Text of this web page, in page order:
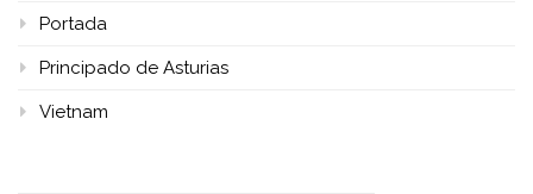
Portada
Principado de Asturias
Vietnam